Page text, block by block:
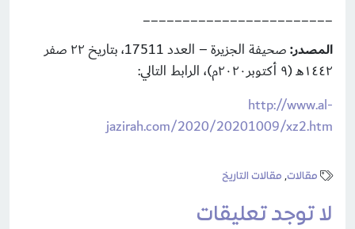
________________________
المصدر:
صحيفة الجزيرة – العدد 17511، بتاريخ ٢٢ صفر
١٤٤٢هـ (٩ أكتوبر٢٠٢٠م)، الرابط التالي:
http://www.al-
jazirah.com/2020/20201009/xz2.htm
مقالات, مقالات التاريخ
لا توجد تعليقات